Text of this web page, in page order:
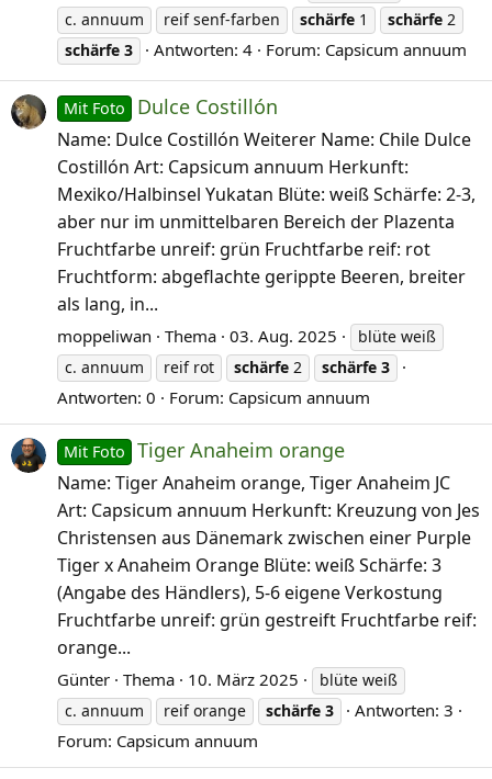
c. annuum
reif senf-farben schärfe 1 schärfe 2
schärfe 3 Antworten: 4 Forum: Capsicum annuum
Mit Foto Dulce Costillón
Name: Dulce Costillón Weiterer Name: Chile Dulce
Costillón Art: Capsicum annuum Herkunft:
Mexiko/Halbinsel Yukatan Blüte: weiß Schärfe: 2-3,
aber nur im unmittelbaren Bereich der Plazenta
Fruchtfarbe unreif: grün Fruchtfarbe reif: rot
Fruchtform: abgeflachte gerippte Beeren, breiter
als lang, in...
moppeliwan Thema 03. Aug. 2025
blüte weiß
c. annuum
reif rot schärfe 2 schärfe 3
Antworten: 0 Forum: Capsicum annuum
Mit Foto Tiger Anaheim orange
Name: Tiger Anaheim orange, Tiger Anaheim JC
Art: Capsicum annuum Herkunft: Kreuzung von Jes
Christensen aus Dänemark zwischen einer Purple
Tiger x Anaheim Orange Blüte: weiß Schärfe: 3
(Angabe des Händlers), 5-6 eigene Verkostung
Fruchtfarbe unreif: grün gestreift Fruchtfarbe reif:
orange...
Günter Thema 10. März 2025
blüte weiß
c. annuum
reif orange schärfe 3
Antworten: 3
Forum: Capsicum annuum